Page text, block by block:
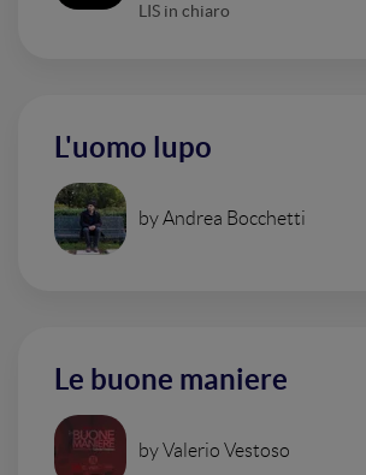
LIS in chiaro
L'uomo lupo
by Andrea Bocchetti
Le buone maniere
by Valerio Vestoso